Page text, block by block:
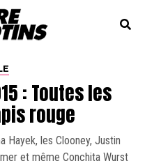
: Toutes les
rouge
Hayek, les Clooney, Justin
et même Conchita Wurst